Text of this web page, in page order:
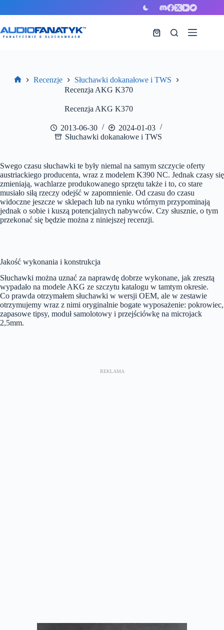
Koszyk
Recenzje
Słuchawki dokanałowe i TWS
Recenzja AKG K370
Recenzja AKG K370
2013-06-30
2024-01-03
Słuchawki dokanałowe i TWS
Swego czasu słuchawki te były niemal na samym szczycie oferty
austriackiego producenta, wraz z modelem K390 NC. Jednak czasy się
zmieniają, wachlarze produkowanego sprzętu także i to, co stare
musiało siłą rzeczy odejść w zapomnienie. Od czasu do czasu
widoczne jeszcze w sklepach lub na rynku wtórnym przypominają
jednak o sobie i kuszą potencjalnych nabywców. Czy słusznie, o tym
przekonać się będzie można z niniejszej recenzji.
Jakość wykonania i konstrukcja
Słuchawki można uznać za naprawdę dobrze wykonane, jak zresztą
wypadało na modele AKG ze szczytu katalogu w tamtym okresie.
Co prawda otrzymałem słuchawki w wersji OEM, ale w zestawie
otrzymujemy wraz z nimi oryginalnie bogate wyposażenie: pokrowiec,
zapasowe tipsy, moduł samolotowy i przejściówkę na microjack
2,5mm.